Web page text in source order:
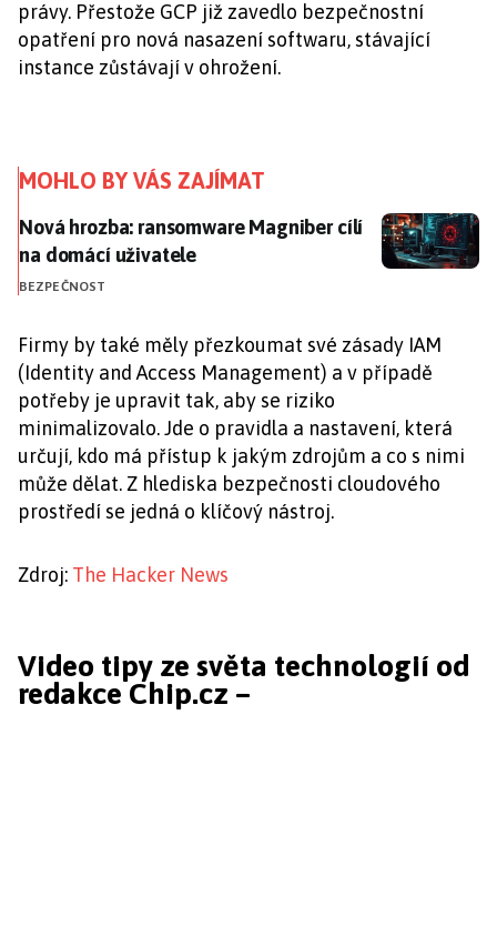
právy. Přestože GCP již zavedlo bezpečnostní
opatření pro nová nasazení softwaru, stávající
instance zůstávají v ohrožení.
MOHLO BY VÁS ZAJÍMAT
Nová hrozba: ransomware Magniber cílí na domácí
Nová hrozba: ransomware Magniber cílí
na domácí uživatele
BEZPEČNOST
Firmy by také měly přezkoumat své zásady IAM
(Identity and Access Management) a v případě
potřeby je upravit tak, aby se riziko
minimalizovalo. Jde o pravidla a nastavení, která
určují, kdo má přístup k jakým zdrojům a co s nimi
může dělat. Z hlediska bezpečnosti cloudového
prostředí se jedná o klíčový nástroj.
Zdroj: The Hacker News
Video tipy ze světa technologií od
redakce Chip.cz –